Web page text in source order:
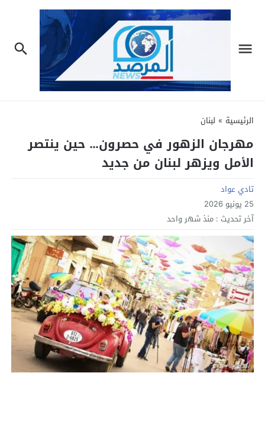
الرئيسية » لبنان
مهرجان الزهور في حصرون… حين ينتصر
الأمل ويزهر لبنان من جديد
تادي عواد
25 يونيو 2026
آخر تحديث : منذ شهر واحد